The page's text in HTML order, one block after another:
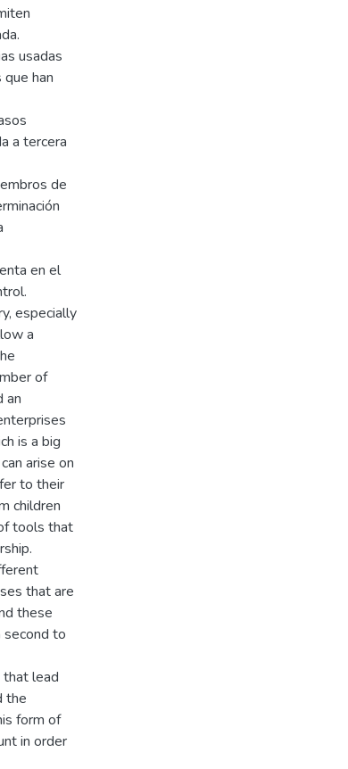
usadas
han
a tercera
de
en el
especially
a
of
an
is a big
arise on
to their
children
tools that
that are
these
second to
lead
the
form of
in order